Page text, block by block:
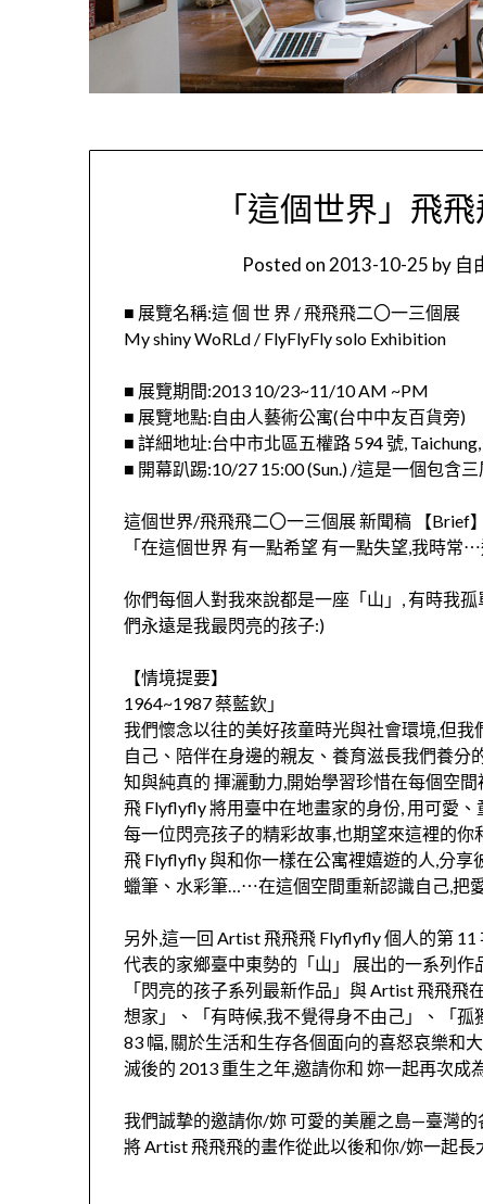
「這個世界」飛
Posted on2013-10-25 by 自
■ 展覽名稱:這 個 世 界 / 飛飛飛二〇一三個展
My shiny WoRLd / FlyFlyFly solo Exhibition
■ 展覽期間:2013 10/23~11/10 AM ~PM
■ 展覽地點:自由人藝術公寓(台中中友百貨旁)
■ 詳細地址:台中市北區五權路 594 號,
■ 開幕趴踢:10/27 15:00 (Sun.) /這是一個包含
這個世界/飛飛飛二〇一三個展 新聞稿 【Brief】
「在這個世界 有一點希望 有一點失望,我時常
你們每個人對我來說都是一座「山」, 有時我
們永遠是我最閃亮的孩子:)
【情境提要】
1964~1987 蔡藍欽」
我們懷念以往的美好孩童時光與社會環境,但我
自己、陪伴在身邊的親友、養育滋長我們養分
知與純真的 揮灑動力,開始學習珍惜在每個空
飛 Flyflyfly 將用臺中在地畫家的身份, 用可愛
每一位閃亮孩子的精彩故事,也期望來這裡的你
飛 Flyflyfly 與和你一樣在公寓裡嬉遊的人,分享
蠟筆、水彩筆…⋯在這個空間重新認識自己,把
另外,這一回 Artist 飛飛飛 Flyflyfly 個人的第
代表的家鄉臺中東勢的「山」 展出的一系列
「閃亮的孩子系列最新作品」與 Artist 飛飛
想家」、「有時候,我不覺得身不由己」、「
83 幅, 關於生活和生存各個面向的喜怒哀樂和
滅後的 2013 重生之年,邀請你和 妳一起再次成
我們誠摯的邀請你/妳 可愛的美麗之島—臺灣
將 Artist 飛飛飛的畫作從此以後和你/妳一起長